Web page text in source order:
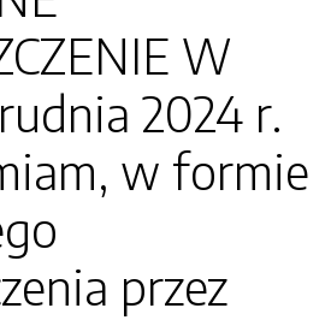
W
2024 r.
w formie
przez